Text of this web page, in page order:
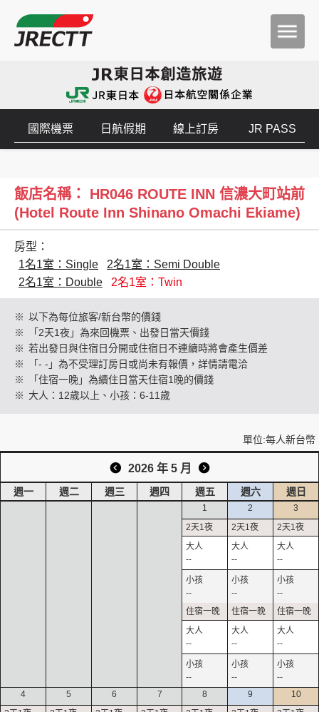
創造旅遊
國際機票 日航假期 線上訂房 JR PASS
飯店名稱： HR046 ROUTE INN 信濃大町站前
(Hotel Route Inn Shinano Omachi Ekiame)
房型：
1名1室：Single
2名1室：Semi Double
2名1室：Double
2名1室：Twin
※ 以下為每位旅客/新台幣的價錢
※
「2天1夜」為來回機票、出發日當天價錢
※ 若出發日與住宿日分開或住宿日不連續時將會產生價差
※
「- -」為不受理訂房日或尚未有報價，詳情請電洽
※
「住宿一晚」為續住日當天住宿1晚的價錢
※ 大人：12歲以上、小孩：6-11歲
單位:每人新台幣
2026 年 5 月
週一 週二 週三 週四 週五 週六 週日
1
--
--
--
--
2
--
--
--
--
3
--
--
--
--
4
5 6 7 8 9 10